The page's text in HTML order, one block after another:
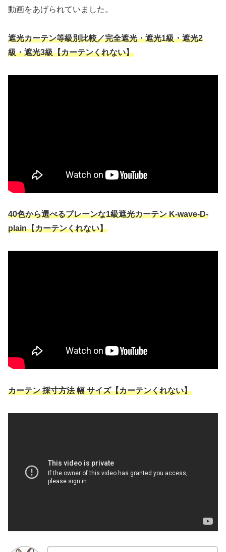
動画をあげられていました。
遮光カーテン等級別比較／完全遮光・遮光1級・遮光2
級・遮光3級【カーテンくれない】
40色から選べるプレーンな1級遮光カーテン K-wave-D-
plain【カーテンくれない】
カーテン 採寸方法 幅 サイズ【カーテンくれない】